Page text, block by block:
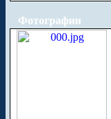
Фотографии